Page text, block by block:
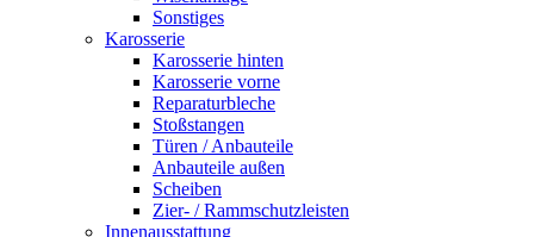
Sonstiges
Karosserie
Karosserie hinten
Karosserie vorne
Reparaturbleche
Stoßstangen
Türen / Anbauteile
Anbauteile außen
Scheiben
Zier- / Rammschutzleisten
Innenausstattung